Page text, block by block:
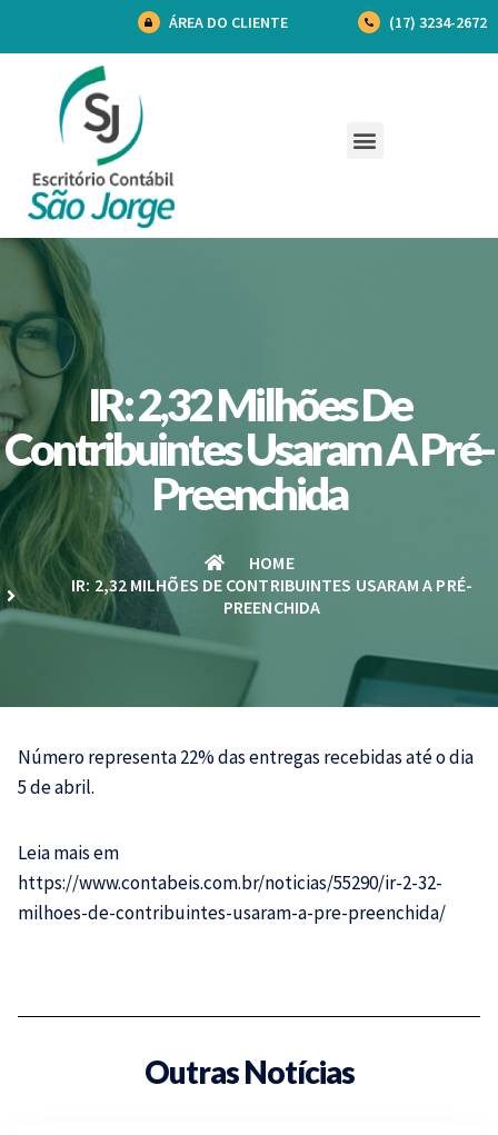
ÁREA DO CLIENTE (17) 3234-2672
IR: 2,32 Milhões De
Contribuintes Usaram A Pré-
Preenchida
HOME
IR: 2,32 MILHÕES DE CONTRIBUINTES USARAM A PRÉ-
PREENCHIDA
Número representa 22% das entregas recebidas até o dia
5 de abril.
Leia mais em
https://www.contabeis.com.br/noticias/55290/ir-2-32-
milhoes-de-contribuintes-usaram-a-pre-preenchida/
Outras Notícias